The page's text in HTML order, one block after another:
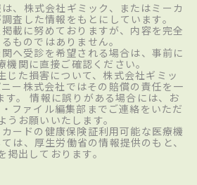
、株式会社ギミック、またはミーカ
査した情報をもとにしています。
載に努めておりますが、内容を完全
ものではありません。
へ受診を希望される場合は、事前に
機関に直接ご確認ください。
じた損害について、株式会社ギミッ
ー株式会社ではその賠償の責任を一
す。 情報に誤りがある場合には、お
ファイル編集部までご連絡をいただ
うお願いいたします。
ードの健康保険証利用可能な医療機
は、厚生労働省の情報提供のもと、
掲出しております。